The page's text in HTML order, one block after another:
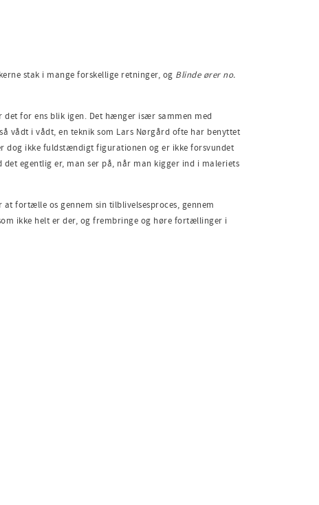
stak i mange forskellige retninger, og Blinde ører no.
for ens blik igen. Det hænger især sammen med
vådt i vådt, en teknik som Lars Nørgård ofte har benyttet
dog ikke fuldstændigt figurationen og er ikke forsvundet
egentlig er, man ser på, når man kigger ind i maleriets
fortælle os gennem sin tilblivelsesproces, gennem
ikke helt er der, og frembringe og høre fortællinger i